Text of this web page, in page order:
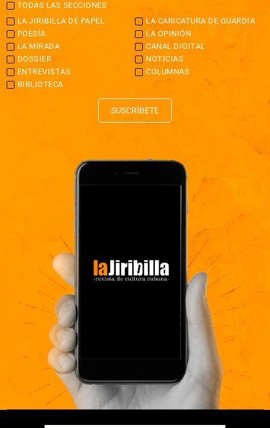
TODAS LAS SECCIONES
LA JIRIBILLA DE PAPEL
LA CARICATURA DE GUARDIA
POESÍA
LA OPINIÓN
LA MIRADA
CANAL DIGITAL
DOSSIER
NOTICIAS
ENTREVISTAS
COLUMNAS
BIBLIOTECA
SUSCRÍBETE